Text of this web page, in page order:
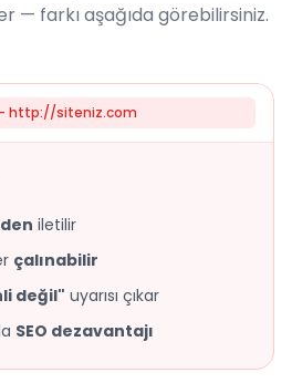
— farkı aşağıda görebilirsiniz.
http://siteniz.com
iletilir
çalınabilir
değil" uyarısı çıkar
SEO dezavantajı